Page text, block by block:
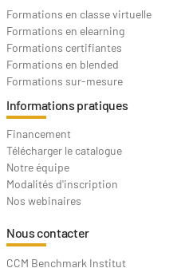
Formations en classe virtuelle
Formations en elearning
Formations certifiantes
Formations en blended
Formations sur-mesure
Informations pratiques
Financement
Télécharger le catalogue
Notre équipe
Modalités d'inscription
Nos webinaires
Nous contacter
CCM Benchmark Institut